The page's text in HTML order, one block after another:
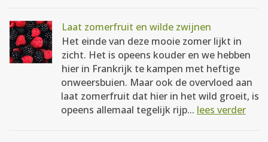
Laat zomerfruit en wilde zwijnen
Het einde van deze mooie zomer lijkt in
zicht. Het is opeens kouder en we hebben
hier in Frankrijk te kampen met heftige
onweersbuien. Maar ook de overvloed aan
laat zomerfruit dat hier in het wild groeit, is
opeens allemaal tegelijk rijp... lees verder